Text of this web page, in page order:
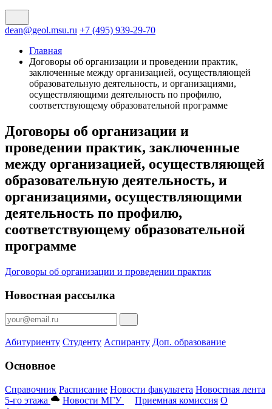
dean@geol.msu.ru +7 (495) 939-29-70
Главная
Договоры об организации и проведении практик,
заключенные между организацией, осуществляющей
образовательную деятельность, и организациями,
осуществляющими деятельность по профилю,
соответствующему образовательной программе
Договоры об организации и
проведении практик, заключенные
между организацией, осуществляющей
образовательную деятельность, и
организациями, осуществляющими
деятельность по профилю,
соответствующему образовательной
программе
Договоры об организации и проведении практик
Новостная рассылка
Абитуриенту Студенту Аспиранту Доп. образование
Основное
Справочник Расписание Новости факультета Новостная лента
5-го этажа
Новости МГУ Приемная комиссия О